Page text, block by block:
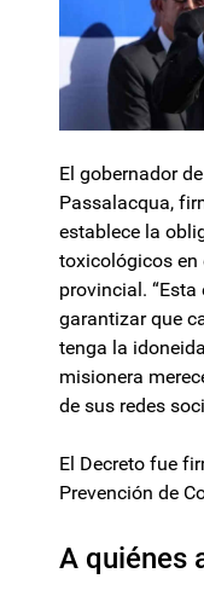
El gobernador
Passalacqua,
establece la
toxicológicos
provincial.
garantizar que
tenga la
misionera
de sus redes
El Decreto fue
Prevención de
A quiénes